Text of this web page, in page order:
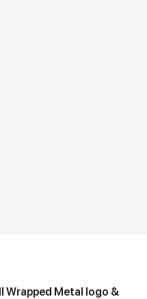
Wrapped Metal logo &